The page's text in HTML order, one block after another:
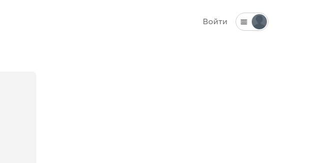
Войти